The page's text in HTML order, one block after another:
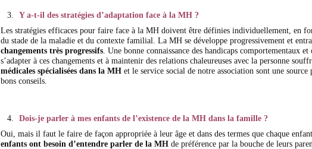
Y a-t-il des stratégies d’adaptation face à la MH ?
Les stratégies efficaces pour faire face à la MH doivent être définies individuellement, en
du stade de la maladie et du contexte familial. La MH se développe progressivement et
changements très progressifs. Une bonne connaissance des handicaps comportementaux
s’adapter à ces changements et à maintenir des relations chaleureuses avec la personne
médicales spécialisées dans la MH et le service social de notre association sont une
bons conseils.
Dois-je parler à mes enfants de l’existence de la MH dans la famille ?
Oui, mais il faut le faire de façon appropriée à leur âge et dans des termes que chaque
enfants ont besoin d’entendre parler de la MH de préférence par la bouche de leurs